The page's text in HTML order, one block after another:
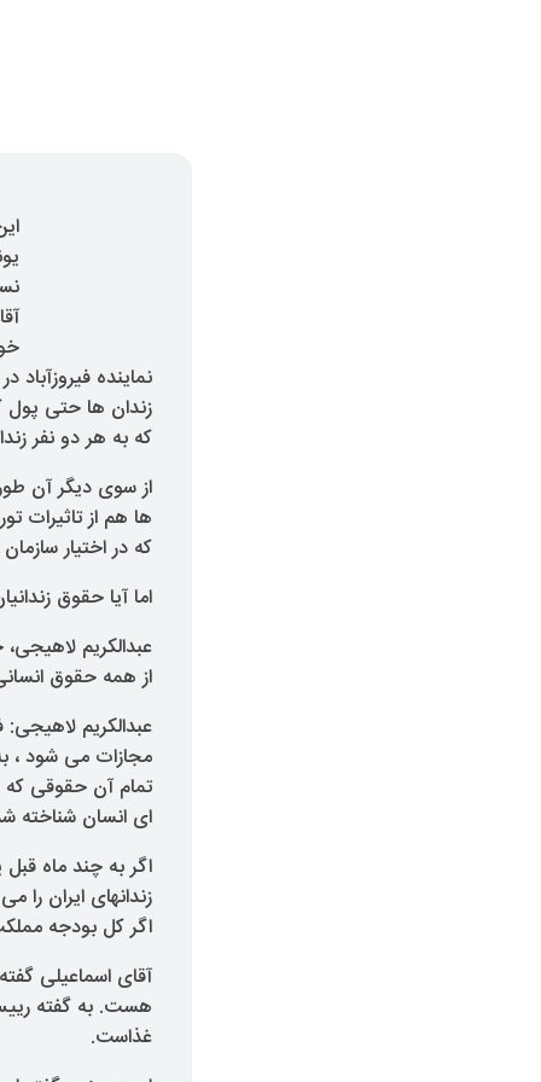
نماینده
زندان ها حتی پول
که به هر دو نفر
از سوی دیگر آن
ها هم از تاثیرات
که در اختیار
اما آیا حقوق
عبدالکریم
از همه حقوق
عبدالکریم لاهیجی:
مجازات می شود ،
تمام آن حقوقی که
ای انسان شناخته
اگر به چند ماه
زندانهای ایران را
اگر کل بودجه
آقای اسماعیلی
هست. به گفته رییس
غذاست.